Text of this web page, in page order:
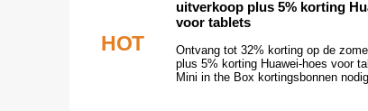
HOT
uitverkoop plus 5% korting
voor tablets
Ontvang tot 32% korting op de
plus 5% korting Huawei-hoes voor
Mini in the Box kortingsbonnen nodig.